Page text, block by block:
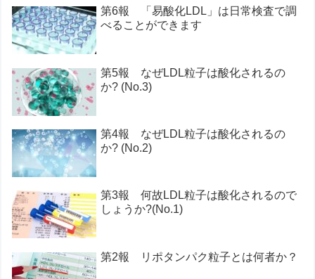
第6報 「易酸化LDL」は日常検査で調
べることができます
第5報 なぜLDL粒子は酸化されるの
か? (No.3)
第4報 なぜLDL粒子は酸化されるの
か? (No.2)
第3報 何故LDL粒子は酸化されるので
しょうか?(No.1)
第2報 リポタンパク粒子とは何者か？